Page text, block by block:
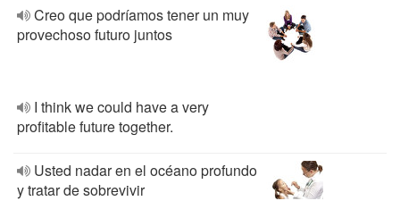
Creo que podríamos tener un muy
provechoso futuro juntos
I think we could have a very
profitable future together.
Usted nadar en el océano profundo
y tratar de sobrevivir